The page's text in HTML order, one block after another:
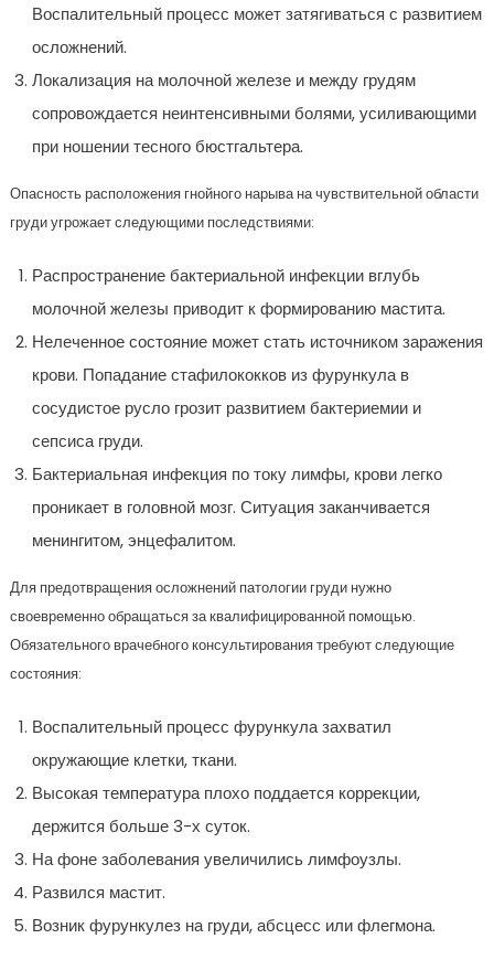
Воспалительный процесс может затягиваться с развитием
осложнений.
Локализация на молочной железе и между грудям
сопровождается неинтенсивными болями, усиливающими
при ношении тесного бюстгальтера.
Опасность расположения гнойного нарыва на чувствительной области
груди угрожает следующими последствиями:
Распространение бактериальной инфекции вглубь
молочной железы приводит к формированию мастита.
Нелеченное состояние может стать источником заражения
крови. Попадание стафилококков из фурункула в
сосудистое русло грозит развитием бактериемии и
сепсиса груди.
Бактериальная инфекция по току лимфы, крови легко
проникает в головной мозг. Ситуация заканчивается
менингитом, энцефалитом.
Для предотвращения осложнений патологии груди нужно
своевременно обращаться за квалифицированной помощью.
Обязательного врачебного консультирования требуют следующие
состояния:
Воспалительный процесс фурункула захватил
окружающие клетки, ткани.
Высокая температура плохо поддается коррекции,
держится больше 3-х суток.
На фоне заболевания увеличились лимфоузлы.
Развился мастит.
Возник фурункулез на груди, абсцесс или флегмона.